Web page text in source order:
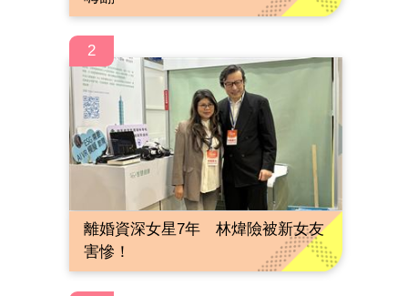
2
離婚資深女星7年 林煒險被新女友
害慘！